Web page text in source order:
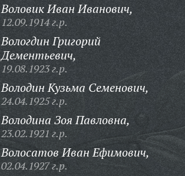
Воловик Иван Иванович,
12.09.1914 г.р.
Вологдин Григорий
Дементьевич,
19.08.1923 г.р.
Володин Кузьма Семенович,
24.04.1925 г.р.
Володина Зоя Павловна,
23.02.1921 г.р.
Волосатов Иван Ефимович,
02.04.1927 г.р.